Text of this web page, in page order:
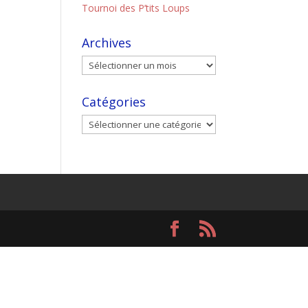
Tournoi des P’tits Loups
Archives
Catégories